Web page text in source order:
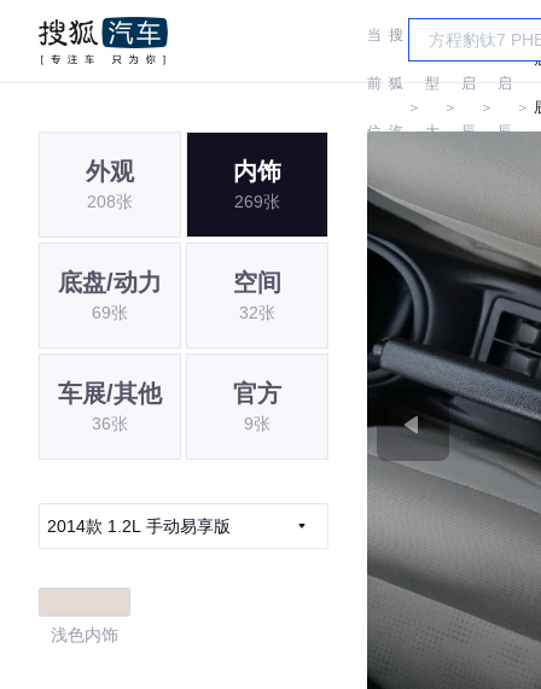
当
前
位
置:
搜
狐
汽
车
＞
车
型
大
＞
启
辰
＞
启
辰
＞
外观
208张
内饰
269张
底盘/动力
69张
空间
32张
车展/其他
36张
官方
9张
2014款 1.2L 手动易享版
浅色内饰